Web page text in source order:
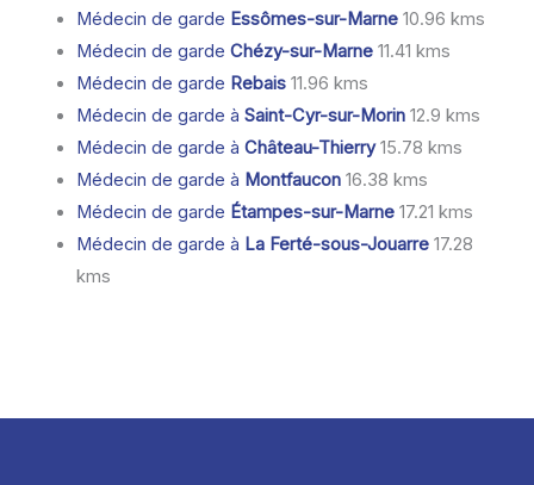
Médecin de garde Essômes-sur-Marne10.96 kms
Médecin de garde Chézy-sur-Marne11.41 kms
Médecin de garde Rebais11.96 kms
Médecin de garde à Saint-Cyr-sur-Morin12.9 kms
Médecin de garde à Château-Thierry15.78 kms
Médecin de garde à Montfaucon16.38 kms
Médecin de garde Étampes-sur-Marne17.21 kms
Médecin de garde à La Ferté-sous-Jouarre17.28
kms